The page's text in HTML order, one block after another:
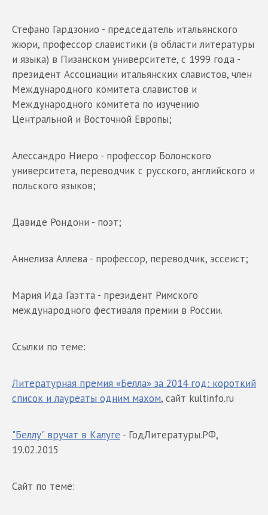
Стефано Гардзонио - председатель итальянского
жюри, профессор славистики (в области литературы
и языка) в Пизанском университете, с 1999 года -
президент Ассоциации итальянских славистов, член
Международного комитета славистов и
Международного комитета по изучению
Центральной и Восточной Европы;
Алессандро Ниеро - профессор Болонского
университета, переводчик с русского, английского и
польского языков;
Давиде Рондони - поэт;
Аннелиза Аллева - профессор, переводчик, эссеист;
Мария Ида Гаэтта - президент Римского
международного фестиваля премии в России.
Ссылки по теме:
Литературная премия «Белла» за 2014 год: короткий
список и лауреаты одним махом, сайт kultinfo.ru
"Беллу" вручат в Калуге - ГодЛитературы.РФ,
19.02.2015
Сайт по теме: